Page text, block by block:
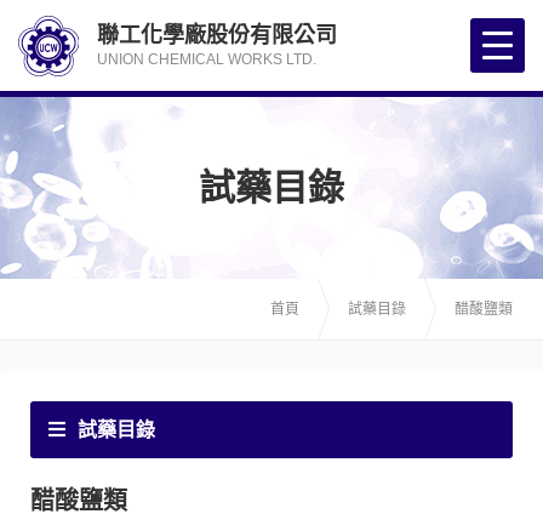
試藥目錄
首頁 試藥目錄 醋酸鹽類
試藥目錄
醋酸鹽類
聯工化學廠股份有限公司
UNION CHEMICAL WORKS LTD.